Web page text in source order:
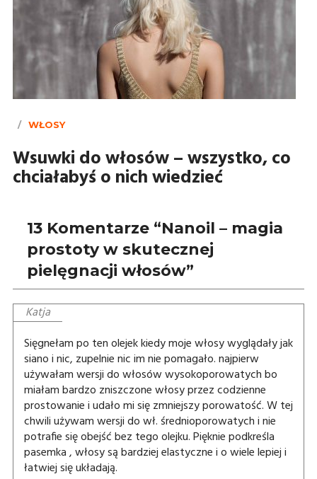
WŁOSY
Wsuwki do włosów – wszystko, co
chciałabyś o nich wiedzieć
13 Komentarze “Nanoil – magia
prostoty w skutecznej
pielęgnacji włosów”
Katja
Sięgnełam po ten olejek kiedy moje włosy wyglądały jak
siano i nic, zupelnie nic im nie pomagało. najpierw
używałam wersji do włosów wysokoporowatych bo
miałam bardzo zniszczone włosy przez codzienne
prostowanie i udało mi się zmniejszy porowatość. W tej
chwili używam wersji do wł. średnioporowatych i nie
potrafie się obejść bez tego olejku. Pięknie podkreśla
pasemka , włosy są bardziej elastyczne i o wiele lepiej i
łatwiej się układają.